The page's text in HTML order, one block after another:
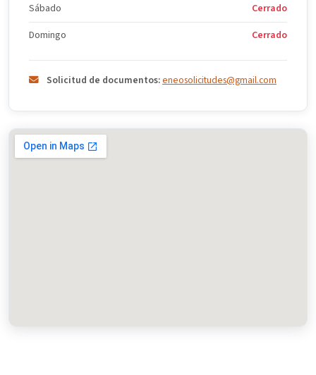
Sábado
Cerrado
Domingo
Cerrado
Solicitud de documentos:eneosolicitudes@gmail.com